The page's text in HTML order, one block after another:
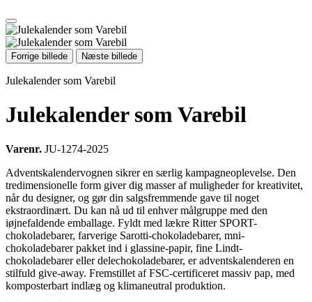
Forrige billede Næste billede
Julekalender som Varebil
Julekalender som Varebil
Varenr. JU-1274-2025
Adventskalendervognen sikrer en særlig kampagneoplevelse. Den
tredimensionelle form giver dig masser af muligheder for kreativitet,
når du designer, og gør din salgsfremmende gave til noget
ekstraordinært. Du kan nå ud til enhver målgruppe med den
iøjnefaldende emballage. Fyldt med lækre Ritter SPORT-
chokoladebarer, farverige Sarotti-chokoladebarer, mni-
chokoladebarer pakket ind i glassine-papir, fine Lindt-
chokoladebarer eller delechokoladebarer, er adventskalenderen en
stilfuld give-away. Fremstillet af FSC-certificeret massiv pap, med
komposterbart indlæg og klimaneutral produktion.